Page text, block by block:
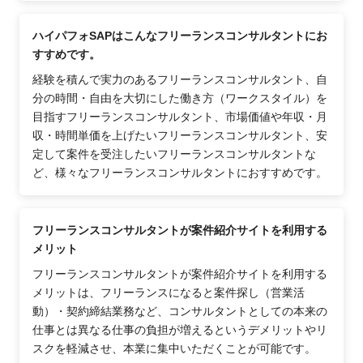
ハイパフォSAPはこんなフリーランスコンサルタントにお
すすめです。
経験を積んで実力のあるフリーランスコンサルタント、自
分の時間・自由を大切にした働き方（ワークスタイル）を
目指すフリーランスコンサルタント、市場価値や年収・月
収・時間単価を上げたいフリーランスコンサルタント、安
定して案件を受注したいフリーランスコンサルタントな
ど、様々なフリーランスコンサルタントにおすすめです。
フリーランスコンサルタントが案件紹介サイトを利用する
メリット
フリーランスコンサルタントが案件紹介サイトを利用する
メリットは、フリーランスになると案件探し（営業活
動）・契約締結業務など、コンサルタントとしての本来の
仕事とは異なる仕事の負担が増えるというデメリットやリ
スクを軽減させ、本業に集中いただくことが可能です。